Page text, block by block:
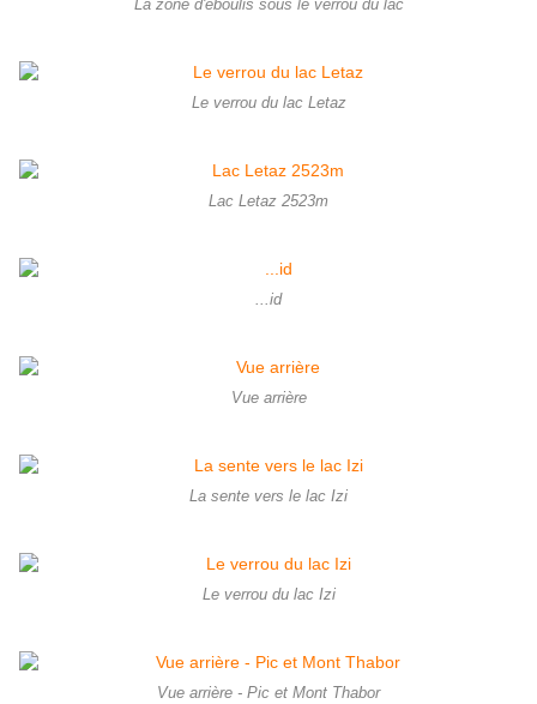
La zone d'éboulis sous le verrou du lac
Le verrou du lac Letaz
Lac Letaz 2523m
...id
Vue arrière
La sente vers le lac Izi
Le verrou du lac Izi
Vue arrière - Pic et Mont Thabor